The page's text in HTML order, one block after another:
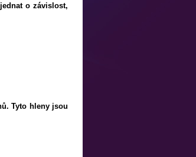
o závislost,
Tyto hleny jsou